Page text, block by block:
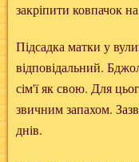
закріпити ковпачок
Підсадка матки у
відповідальний.
сім'ї як свою. Для
звичним запахом.
днів.